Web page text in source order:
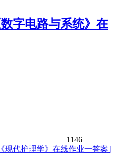
字电路与系统》在
1146